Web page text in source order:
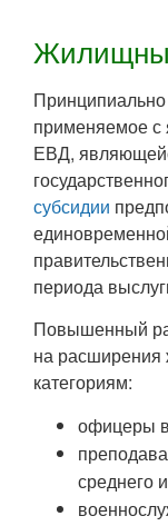
применяемое с
ЕВД,
субсидии
периода
Повышенный
на
категориям:
офицеры
среднего